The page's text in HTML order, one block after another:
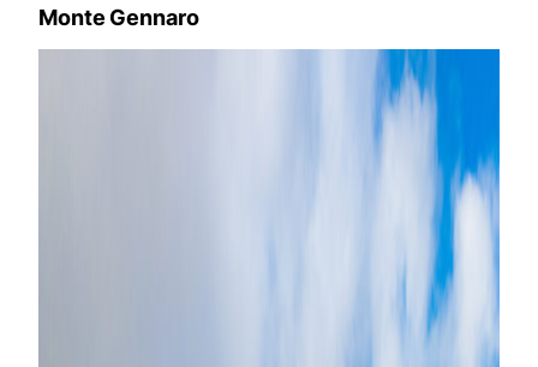
Monte Gennaro